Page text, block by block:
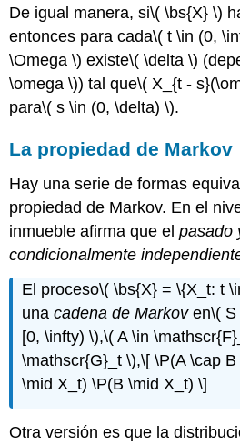
De igual manera, si\( \bs{X} \)
entonces para cada\( t \in (0,
\Omega \) existe\( \delta \)
\omega \)) tal que\( X_{t -
para\( s \in (0, \delta) \).
La propiedad de Markov
Hay una serie de formas
propiedad de Markov. En el
inmueble afirma que elpasado
condicionalmente
El proceso\( \bs{X} = \{X_t: t
unacadena de Markoven\( S
[0, \infty) \),\( A \in
\mathscr{G}_t \),\[ \P(A \cap
\mid X_t) \P(B \mid X_t) \]
Otra versión es que la